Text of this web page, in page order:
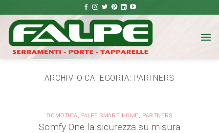
ai
contenuti
ARCHIVIO CATEGORIA: PARTNERS
DOMOTICA, FALPE SMART HOME , PARTNERS
Somfy One la sicurezza su misura